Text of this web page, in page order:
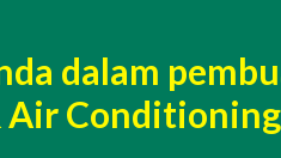
dalam